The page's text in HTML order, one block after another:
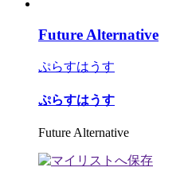
Future Alternative
ぷらすはうす
ぷらすはうす
Future Alternative